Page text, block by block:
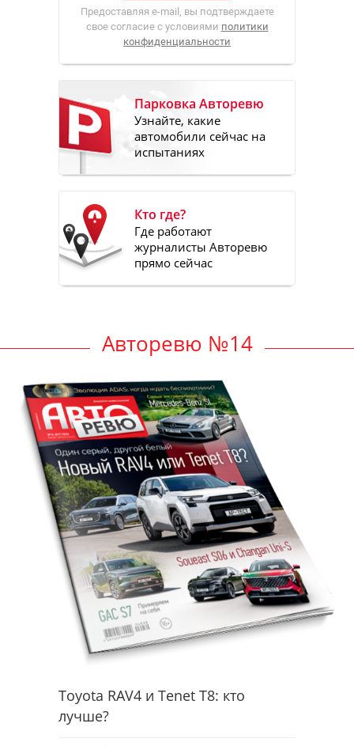
Предоставляя e-mail, вы подтверждаете
свое согласие с условиями политики
конфиденциальности
Парковка Авторевю
Узнайте, какие
автомобили сейчас на
испытаниях
Кто где?
Где работают
журналисты Авторевю
прямо сейчас
Авторевю №14
Toyota RAV4 и Tenet T8: кто
лучше?